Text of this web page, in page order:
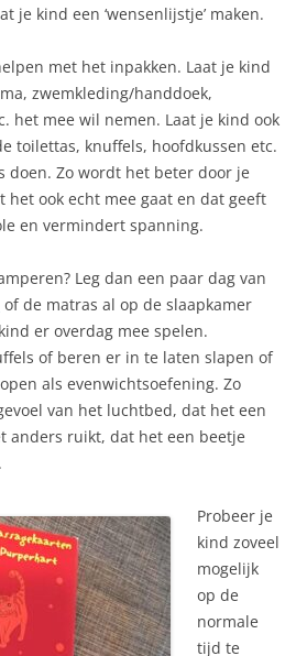
je kind een ‘wensenlijstje’ maken.
met het inpakken. Laat je kind
zwemkleding/handdoek,
het mee wil nemen. Laat je kind ook
toilettas, knuffels, hoofdkussen etc.
doen. Zo wordt het beter door je
het ook echt mee gaat en dat geeft
en vermindert spanning.
Leg dan een paar dag van
of de matras al op de slaapkamer
er overdag mee spelen.
of beren er in te laten slapen of
als evenwichtsoefening. Zo
van het luchtbed, dat het een
anders ruikt, dat het een beetje
Probeer je
kind zoveel
mogelijk
op de
normale
tijd te